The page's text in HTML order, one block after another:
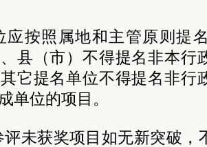
应按照属地和主管原则提
县（市）不得提名非本行
它提名单位不得提名非行
单位的项目。
评未获奖项目如无新突破，